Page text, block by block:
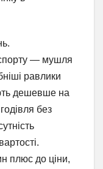
— мушля
равлики
дешевше на
без
плюс до ціни,